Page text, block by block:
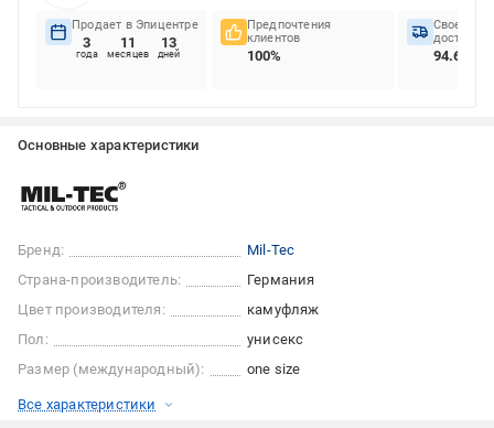
Продает в Эпицентре
3
года
11
месяцев
13
дней
Предпочтения
клиентов
100%
доставок
94.63%
Основные характеристики
Бренд:
Mil-Tec
Страна-производитель:
Германия
Цвет производителя:
камуфляж
Пол:
унисекс
Размер (международный):
one size
Все характеристики